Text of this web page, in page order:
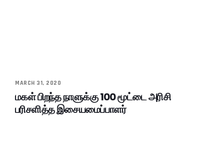
MARCH 31, 2020
மகள் பிறந்த நாளுக்கு 100 மூட்டை அரிசி
பரிசளித்த இசையமைப்பாளர்